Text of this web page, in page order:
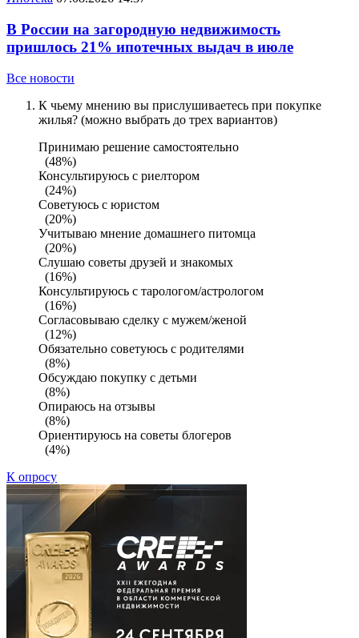
В России на загородную недвижимость
пришлось 21% ипотечных выдач в июле
Все новости
К чьему мнению вы прислушиваетесь при покупке
жилья? (можно выбрать до трех вариантов)
Принимаю решение самостоятельно
(48%)
Консультируюсь с риелтором
(24%)
Советуюсь с юристом
(20%)
Учитываю мнение домашнего питомца
(20%)
Слушаю советы друзей и знакомых
(16%)
Консультируюсь с тарологом/астрологом
(16%)
Согласовываю сделку с мужем/женой
(12%)
Обязательно советуюсь с родителями
(8%)
Обсуждаю покупку с детьми
(8%)
Опираюсь на отзывы
(8%)
Ориентируюсь на советы блогеров
(4%)
К опросу